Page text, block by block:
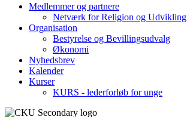
Medlemmer og partnere
Netværk for Religion og Udvikling
Organisation
Bestyrelse og Bevillingsudvalg
Økonomi
Nyhedsbrev
Kalender
Kurser
KURS - lederforløb for unge